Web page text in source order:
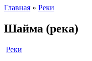
Главная » Реки
Шайма (река)
Реки